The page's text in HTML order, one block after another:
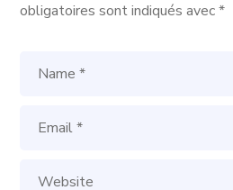
obligatoires sont indiqués avec*